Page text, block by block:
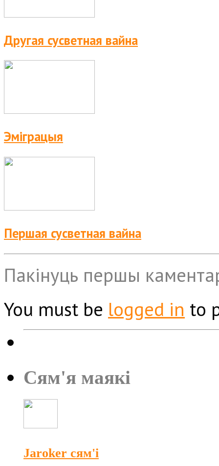
Другая сусветная вайна
Эміграцыя
Першая сусветная вайна
Пакінуць першы
You must be logged in to
Сям'я маякі
Jaroker сям'і